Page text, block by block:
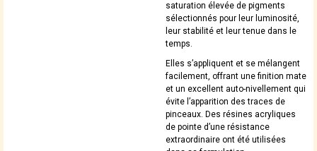
saturation élevée de pigments
sélectionnés pour leur luminosité,
leur stabilité et leur tenue dans le
temps.
Elles s’appliquent et se mélangent
facilement, offrant une finition mate
et un excellent auto-nivellement qui
évite l’apparition des traces de
pinceaux. Des résines acryliques
de pointe d’une résistance
extraordinaire ont été utilisées